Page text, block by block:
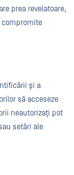
prea revelatoare,
compromite
și a
să acceseze
neautorizați pot
setări ale